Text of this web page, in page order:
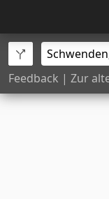
Feedback | Zur